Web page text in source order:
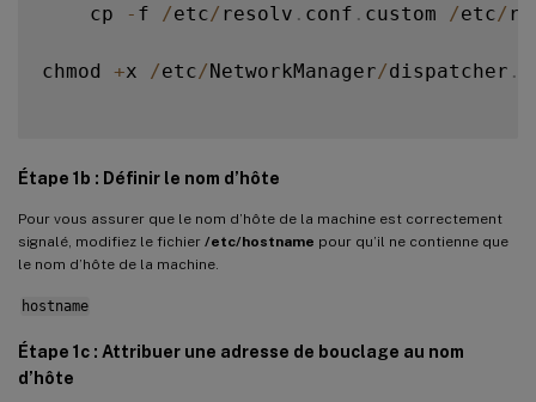
    cp
- f /etc/ resolv . conf . custom /etc/
chmod +x /etc/NetworkManager/dispatcher .
Étape 1b : Définir le nom d’hôte
Pour vous assurer que le nom d’hôte de la machine est correctement
signalé, modifiez le fichier /etc/hostname pour qu’il ne contienne que
le nom d’hôte de la machine.
hostname
Étape 1c : Attribuer une adresse de bouclage au nom
d’hôte
Désinstaller le logiciel Linux VDA
Étape 12 : Créer des groupes de mise à disposition